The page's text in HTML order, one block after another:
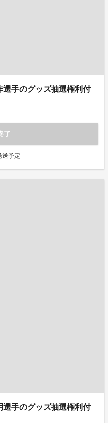
選手のグッズ抽選権利付
了
送予定
選手のグッズ抽選権利付